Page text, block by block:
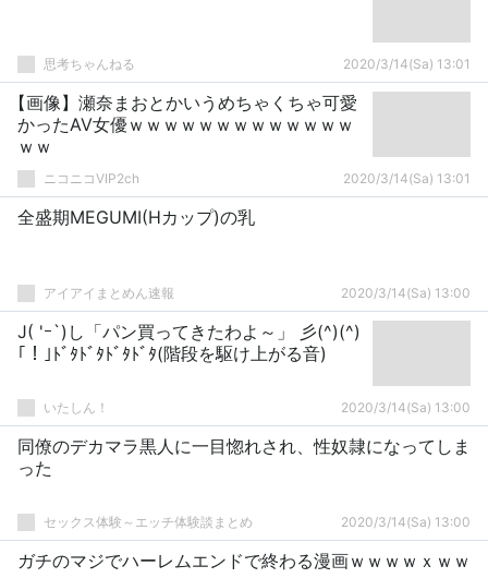
思考ちゃんねる 2020/3/14(Sa) 13:01
【画像】瀬奈まおとかいうめちゃくちゃ可愛
かったAV女優ｗｗｗｗｗｗｗｗｗｗｗｗｗ
ｗｗ
ニコニコVIP2ch 2020/3/14(Sa) 13:01
全盛期MEGUMI(Hカップ)の乳
アイアイまとめん速報 2020/3/14(Sa) 13:00
J( 'ｰ`)し「パン買ってきたわよ～」 彡(^)(^)
｢！｣ﾄﾞﾀﾄﾞﾀﾄﾞﾀﾄﾞﾀ(階段を駆け上がる音)
いたしん！ 2020/3/14(Sa) 13:00
同僚のデカマラ黒人に一目惚れされ、性奴隷になってしま
った
セックス体験～エッチ体験談まとめ 2020/3/14(Sa) 13:00
ガチのマジでハーレムエンドで終わる漫画ｗｗｗｗｘｗｗ